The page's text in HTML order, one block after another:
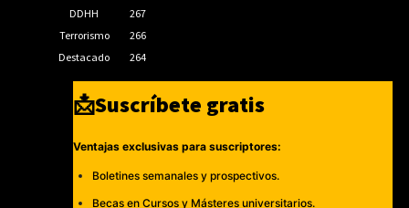
DDHH
267
Terrorismo
266
Destacado
264
📩Suscríbete gratis
Ventajas exclusivas para suscriptores:
Boletines semanales y prospectivos.
Becas en Cursos y Másteres universitarios.